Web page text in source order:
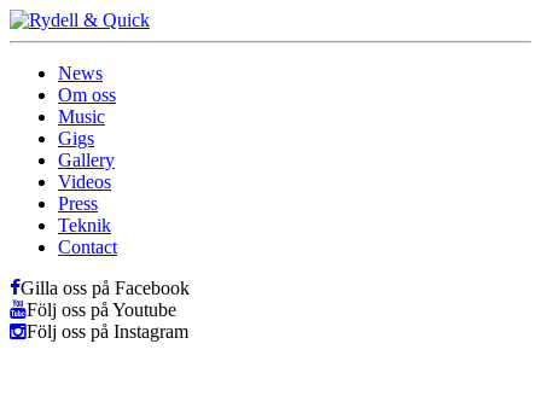
News
Om oss
Music
Gigs
Gallery
Videos
Press
Teknik
Contact
Gilla oss på Facebook
Följ oss på Youtube
Följ oss på Instagram